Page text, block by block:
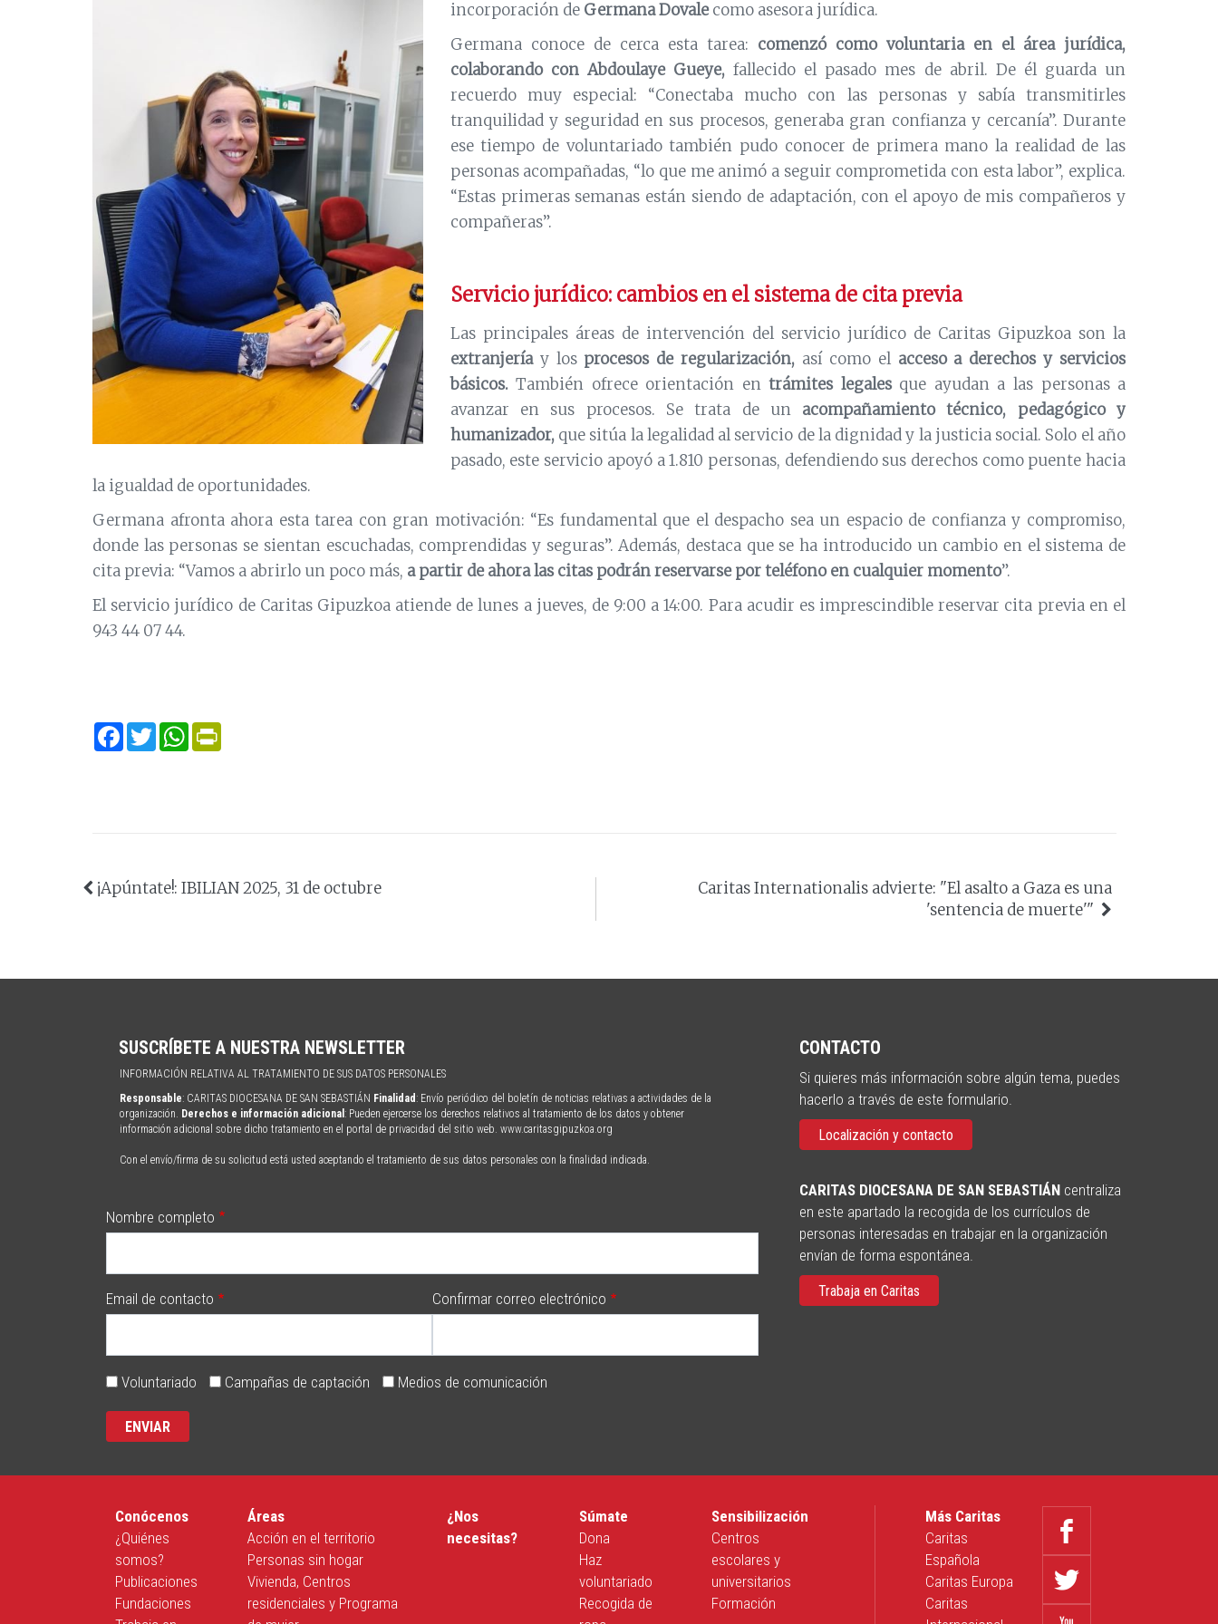
incorporación de Germana Dovalecomo asesora jurídica.
Germana conoce de cerca esta tarea: comenzó como voluntaria en el área jurídica,
colaborando con Abdoulaye Gueye, fallecido el pasado mes de abril. De él guarda un
recuerdo muy especial: “Conectaba mucho con las personas y sabía transmitirles
tranquilidad y seguridad en sus procesos, generaba gran confianza y cercanía”. Durante
ese tiempo de voluntariado también pudo conocer de primera mano la realidad de las
personas acompañadas, “lo que me animó a seguir comprometida con esta labor”, explica.
“Estas primeras semanas están siendo de adaptación, con el apoyo de mis compañeros y
compañeras”.
Servicio jurídico: cambios en el sistema de cita previa
Las principales áreas de intervención del servicio jurídico de Caritas Gipuzkoa son la
extranjería y los procesos de regularización, así como el acceso a derechos y servicios
básicos.También ofrece orientación entrámites legalesque ayudan a las personas a
avanzar en sus procesos. Se trata de un acompañamiento técnico, pedagógico y
humanizador, que sitúa la legalidad al servicio de la dignidad y la justicia social. Solo el año
pasado, este servicio apoyó a 1.810 personas, defendiendo sus derechos como puente hacia
la igualdad de oportunidades.
Germana afronta ahora esta tarea con gran motivación: “Es fundamental que el despacho sea un espacio de confianza y compromiso,
donde las personas se sientan escuchadas, comprendidas y seguras”. Además, destaca que se ha introducido un cambio en el sistema de
cita previa: “Vamos a abrirlo un poco más, a partir de ahora las citas podrán reservarse por teléfono en cualquier momento”.
El servicio jurídico de Caritas Gipuzkoa atiende de lunes a jueves, de 9:00 a 14:00. Para acudir es imprescindible reservar cita previa en el
943 44 07 44.
Facebook
TwitterWhatsApp
¡Apúntate!: IBILIAN 2025, 31 de octubre
Caritas Internationalis advierte: "El asalto a Gaza es una
'sentencia de muerte'"
SUSCRÍBETE A NUESTRA NEWSLETTER
INFORMACIÓN RELATIVA AL TRATAMIENTO DE SUS DATOS PERSONALES
Responsable: CARITAS DIOCESANA DE SAN SEBASTIÁN Finalidad : Envío periódico del boletín de noticias relativas a actividades de la
organización. Derechos e información adicional : Pueden ejercerse los derechos relativos al tratamiento de los datos y obtener
información adicional sobre dicho tratamiento en el portal de privacidad del sitio web. www.caritasgipuzkoa.org
Con el envío/firma de su solicitud está usted aceptando el tratamiento de sus datos personales con la finalidad indicada.
Nombre completo
Email de contacto Confirmar correo electrónico
Voluntariado Campañas de captación Medios de comunicación
CONTACTO
Si quieres más información sobre algún tema, puedes
hacerlo a través de este formulario.
Localización y contacto
CARITAS DIOCESANA DE SAN SEBASTIÁN centraliza
en este apartado la recogida de los currículos de
personas interesadas en trabajar en la organización
envían de forma espontánea.
Trabaja en Caritas
Conócenos
¿Quiénes
somos?
Publicaciones
Fundaciones
Áreas
Acción en el territorio
Personas sin hogar
Vivienda, Centros
residenciales y Programa
¿Nos
necesitas?
Súmate
Dona
Haz
voluntariado
Recogida de
Sensibilización
Centros
escolares y
universitarios
Formación
Más Caritas
Caritas
Española
Caritas Europa
Caritas